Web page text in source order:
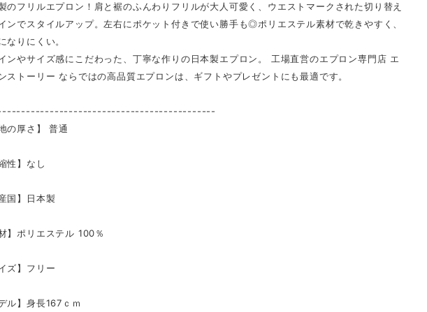
のフリルエプロン！肩と裾のふんわりフリルが大人可愛く、ウエストマークされた切り替え
ンでスタイルアップ。左右にポケット付きで使い勝手も◎ポリエステル素材で乾きやすく、
なりにくい。
ンやサイズ感にこだわった、丁寧な作りの日本製エプロン。 工場直営のエプロン専門店 エ
ストーリー ならではの高品質エプロンは、ギフトやプレゼントにも最適です。
の厚さ】 ​普通
性】なし
国】日本製
材】ポリエステル 100％
ズ】フリー
ル】身長167ｃｍ